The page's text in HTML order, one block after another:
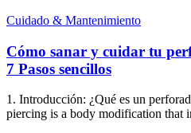
Cuidado & Mantenimiento
Cómo sanar y cuidar tu
7 Pasos sencillos
1. Introducción: ¿Qué es un
piercing is a body modification that